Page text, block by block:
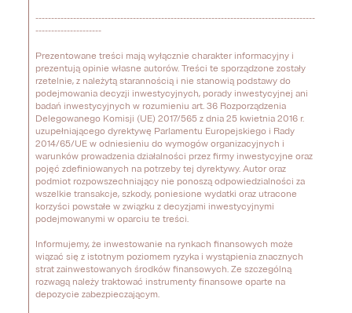
-----------------------------------------------------------------------------------------
---------------------
Prezentowane treści mają wyłącznie charakter informacyjny i
prezentują opinie własne autorów. Treści te sporządzone zostały
rzetelnie, z należytą starannością i nie stanowią podstawy do
podejmowania decyzji inwestycyjnych, porady inwestycyjnej ani
badań inwestycyjnych w rozumieniu art. 36 Rozporządzenia
Delegowanego Komisji (UE) 2017/565 z dnia 25 kwietnia 2016 r.
uzupełniającego dyrektywę Parlamentu Europejskiego i Rady
2014/65/UE w odniesieniu do wymogów organizacyjnych i
warunków prowadzenia działalności przez firmy inwestycyjne oraz
pojęć zdefiniowanych na potrzeby tej dyrektywy. Autor oraz
podmiot rozpowszechniający nie ponoszą odpowiedzialności za
wszelkie transakcje, szkody, poniesione wydatki oraz utracone
korzyści powstałe w związku z decyzjami inwestycyjnymi
podejmowanymi w oparciu te treści.
Informujemy, że inwestowanie na rynkach finansowych może
wiązać się z istotnym poziomem ryzyka i wystąpienia znacznych
strat zainwestowanych środków finansowych. Ze szczególną
rozwagą należy traktować instrumenty finansowe oparte na
depozycie zabezpieczającym.